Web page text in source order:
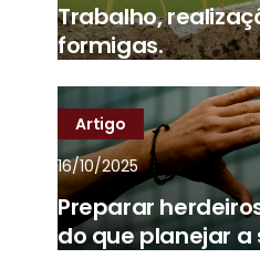
Trabalho,
formigas.
Artigo
16/10/2025
Preparar
do que planejar a